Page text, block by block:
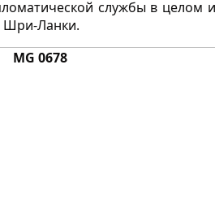
службы в целом
Шри-Ланки.